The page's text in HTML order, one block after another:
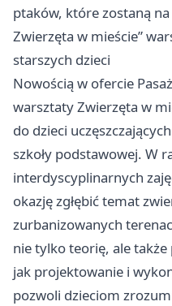
ptaków, które zostaną
Zwierzęta w mieście”
starszych dzieci
Nowością w ofercie
warsztaty Zwierzęta w
do dzieci
szkoły podstawowej. W
interdyscyplinarnych
okazję zgłębić temat
zurbanizowanych
nie tylko teorię, ale także
jak projektowanie i
pozwoli dzieciom